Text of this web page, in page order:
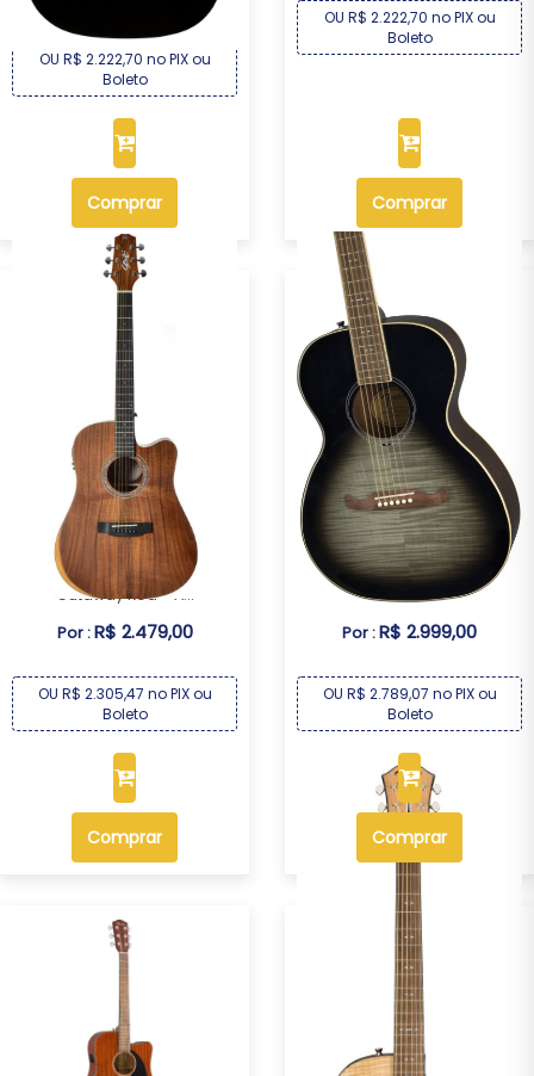
OU R$ 2.222,70 no PIX ou
Boleto
Comprar
OU R$ 2.222,70 no PIX ou
Boleto
Comprar
Violão Seizi Neo Tokyo
Cutaway Koa – A...
Por :R$ 2.479,00
OU R$ 2.305,47 no PIX ou
Boleto
Comprar
Violão Elétrico Fender
Concert FA235E ...
Por :R$ 2.999,00
OU R$ 2.789,07 no PIX ou
Boleto
Comprar